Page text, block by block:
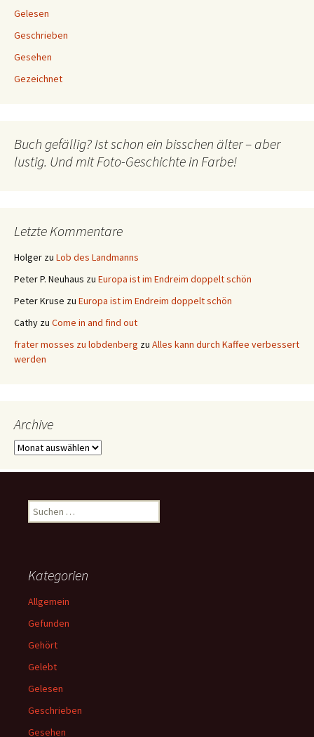
Gelesen
Geschrieben
Gesehen
Gezeichnet
Buch gefällig? Ist schon ein bisschen älter – aber
lustig. Und mit Foto-Geschichte in Farbe!
Letzte Kommentare
Holger zu Lob des Landmanns
Peter P. Neuhaus zu Europa ist im Endreim doppelt schön
Peter Kruse zu Europa ist im Endreim doppelt schön
Cathy zu Come in and find out
frater mosses zu lobdenberg zu Alles kann durch Kaffee verbessert
werden
Archive
Archive
Suchen
nach:
Kategorien
Allgemein
Gefunden
Gehört
Gelebt
Gelesen
Geschrieben
Gesehen